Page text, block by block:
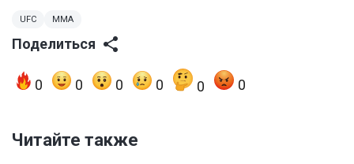
UFC MMA
Поделиться
0 0 0 0 0 0
Читайте также